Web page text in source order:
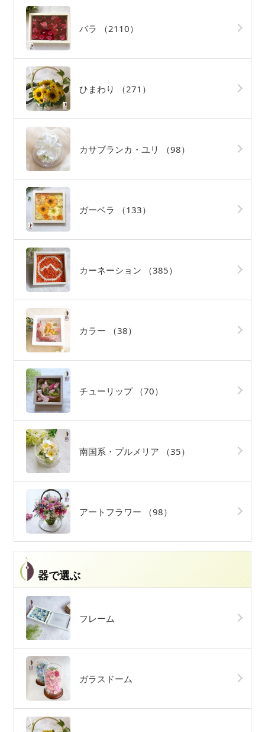
バラ （2110）
ひまわり （271）
カサブランカ・ユリ （98）
ガーベラ （133）
カーネーション （385）
カラー （38）
チューリップ （70）
南国系・プルメリア （35）
アートフラワー （98）
器で選ぶ
フレーム
ガラスドーム